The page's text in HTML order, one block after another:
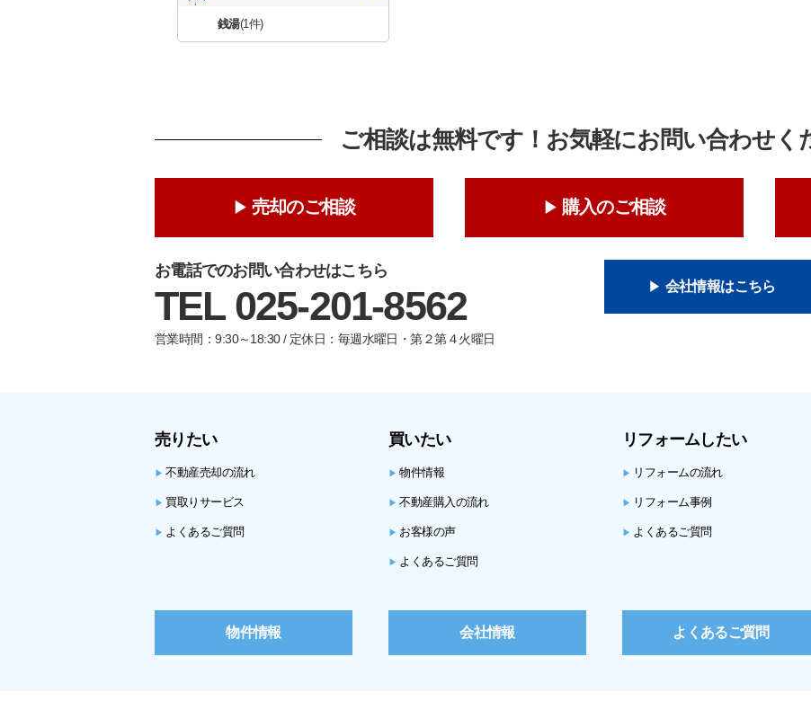
銭湯(1件)
ご相談は無料です！お気軽にお問い合わせく
売却のご相談 購入のご相談
お電話でのお問い合わせはこちら
TEL 025-201-8562
営業時間：9:30～18:30 / 定休日：毎週水曜日・第２第４火曜日
会社情報はこちら
売りたい
▶不動産売却の流れ
▶ 買取りサービス
▶ よくあるご質問
買いたい
▶物件情報
▶不動産購入の流れ
▶ お客様の声
▶ よくあるご質問
リフォームしたい
▶ リフォームの流れ
▶ リフォーム事例
▶ よくあるご質問
物件情報 会社情報 よくあるご質問